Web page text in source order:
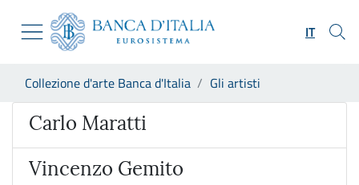
Skip to Main Content
Vai al sito istituzionale
Vai al menu di navigazione
Vai alla ricerca
Vai al footer
IT
Collezione d'arte Banca d'Italia Gli artisti
Artista
Carlo Maratti
Vincenzo Gemito